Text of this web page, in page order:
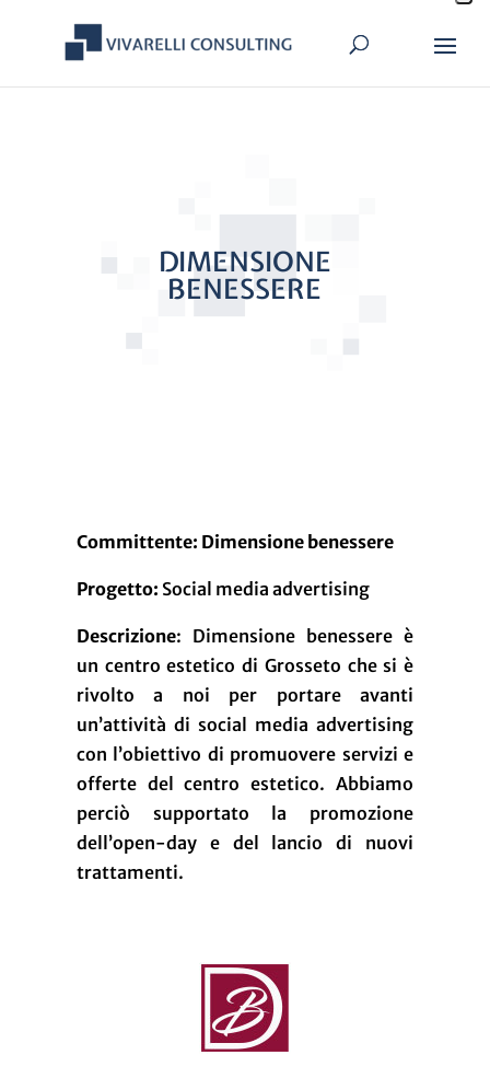
DIMENSIONE
BENESSERE
Committente: Dimensione benessere
Progetto: Social media advertising
Descrizione: Dimensione benessere è
un centro estetico di Grosseto che si è
rivolto a noi per portare avanti
un’attività di social media advertising
con l’obiettivo di promuovere servizi e
offerte del centro estetico. Abbiamo
perciò supportato la promozione
dell’open-day e del lancio di nuovi
trattamenti.